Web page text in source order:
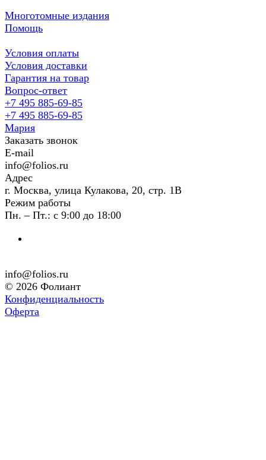
Многотомные издания
Помощь
Условия оплаты
Условия доставки
Гарантия на товар
Вопрос-ответ
+7 495 885-69-85
+7 495 885-69-85
Мария
Заказать звонок
E-mail
info@folios.ru
Адрес
г. Москва, улица Кулакова, 20, стр. 1В
Режим работы
Пн. – Пт.: с 9:00 до 18:00
info@folios.ru
© 2026 Фолиант
Конфиденциальность
Оферта